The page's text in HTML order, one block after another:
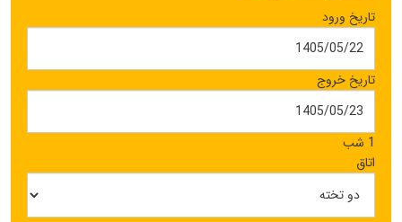
تاریخ ورود
تاریخ خروج
1 شب
اتاق